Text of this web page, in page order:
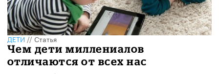
ДЕТИ//Статья
Чем дети миллениалов
отличаются от всех нас